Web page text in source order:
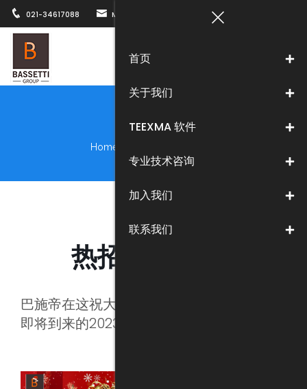
021-34617088 MARKETING@BASSETTICHINA.COM
首页
关于我们
TEEXMA 软件
专业技术咨询
加入我们
联系我们
新闻中心
Home
热招岗位开放!
巴施帝在这祝大家圣诞快乐！也希望大家在
即将到来的2023年身体健康，工作顺利！